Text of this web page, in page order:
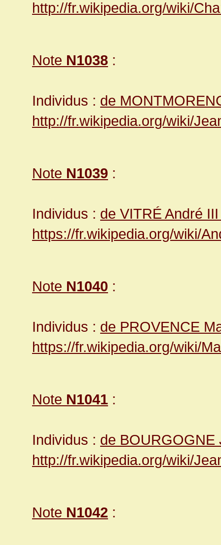
http://fr.wikipedia.org/wiki/
Note N1038 :
Individus : de
http://fr.wikipedia.org/wiki/
Note N1039 :
Individus : de VITRÉ André
https://fr.wikipedia.org/wiki/
Note N1040 :
Individus : de PROVENCE
https://fr.wikipedia.org/wiki/
Note N1041 :
Individus : de
http://fr.wikipedia.org/wiki/
Note N1042 :